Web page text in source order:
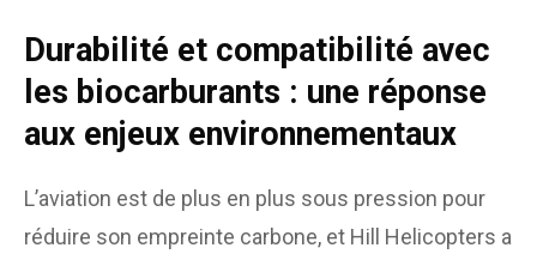
Durabilité et compatibilité avec
les biocarburants : une réponse
aux enjeux environnementaux
L’aviation est de plus en plus sous pression pour
réduire son empreinte carbone, et Hill Helicopters a